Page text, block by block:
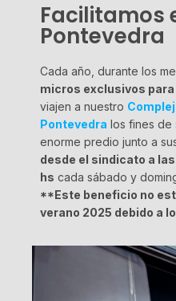
Facilitamos
Pontevedra
Cada año, durante los
micros exclusivos
viajen a nuestro
Pontevedra los fines de
enorme predio junto a
desde el sindicato a
hs cada sábado y
**Este beneficio no
verano 2025 debido a